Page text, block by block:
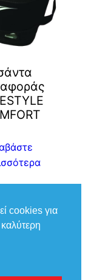
cookies για
καλύτερη